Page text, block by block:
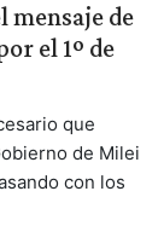
de
el 1º de
que
de Milei
con los